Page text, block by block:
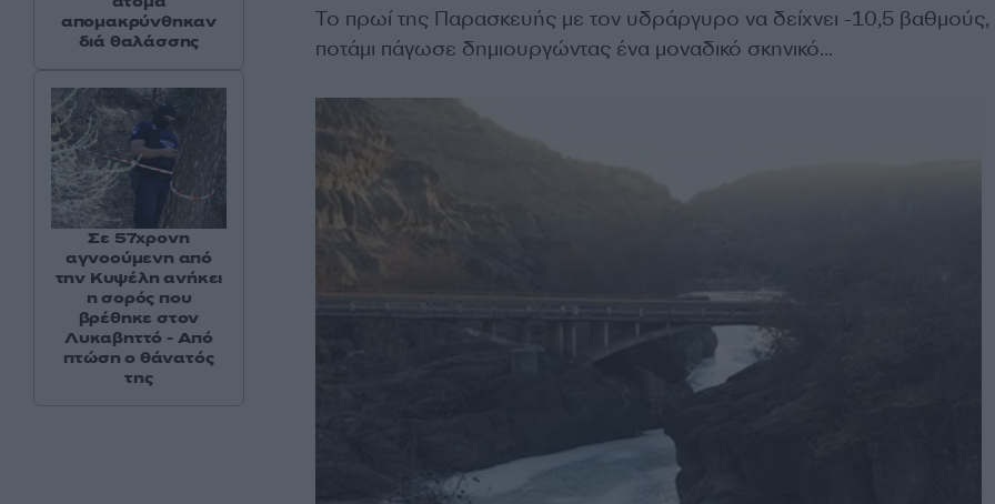
Το πρωί της Παρασκευής με τον υδράργυρο να δείχνει -10,5 βαθμούς,
ποτάμι πάγωσε δημιουργώντας ένα μοναδικό σκηνικό…
απομακρύνθηκαν
διά θαλάσσης
Σε 57χρονη
αγνοούμενη από
την Κυψέλη ανήκει
η σορός που
βρέθηκε στον
Λυκαβηττό - Από
πτώση ο θάνατός
της